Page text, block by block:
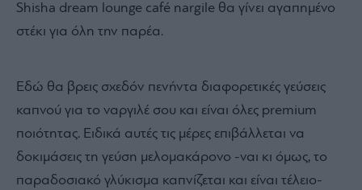
Shisha dream lounge café nargile θα γίνει αγαπημένο
στέκι για όλη την παρέα.
Εδώ θα βρεις σχεδόν πενήντα διαφορετικές γεύσεις
καπνού για το ναργιλέ σου και είναι όλες premium
ποιότητας. Ειδικά αυτές τις μέρες επιβάλλεται να
δοκιμάσεις τη γεύση μελομακάρονο -ναι κι όμως, το
παραδοσιακό γλύκισμα καπνίζεται και είναι τέλειο-